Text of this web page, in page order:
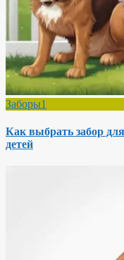
Заборы1
Как выбрать забор
детей